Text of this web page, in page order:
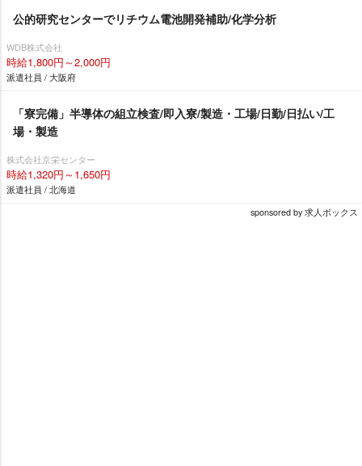
公的研究センターでリチウム電池開発補助/化学分析
WDB株式会社
時給1,800円～2,000円
派遣社員 / 大阪府
「寮完備」半導体の組立検査/即入寮/製造・工場/日勤/日払い/工
場・製造
株式会社京栄センター
時給1,320円～1,650円
派遣社員 / 北海道
sponsored by 求人ボックス